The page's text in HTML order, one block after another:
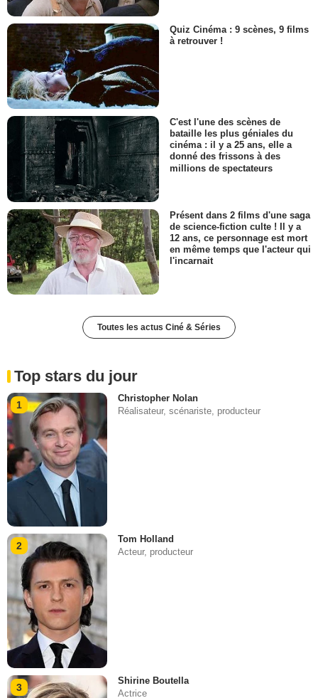
Quiz Cinéma : 9 scènes, 9 films
à retrouver !
C'est l'une des scènes de
bataille les plus géniales du
cinéma : il y a 25 ans, elle a
donné des frissons à des
millions de spectateurs
Présent dans 2 films d'une saga
de science-fiction culte ! Il y a
12 ans, ce personnage est mort
en même temps que l'acteur qui
l'incarnait
Toutes les actus Ciné & Séries
Top stars du jour
1
Christopher Nolan
Réalisateur, scénariste, producteur
2
Tom Holland
Acteur, producteur
3
Shirine Boutella
Actrice